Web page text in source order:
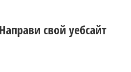
свой уебсайт